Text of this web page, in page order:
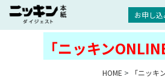
お申し
「ニッキン
HOME > 「ニッキ